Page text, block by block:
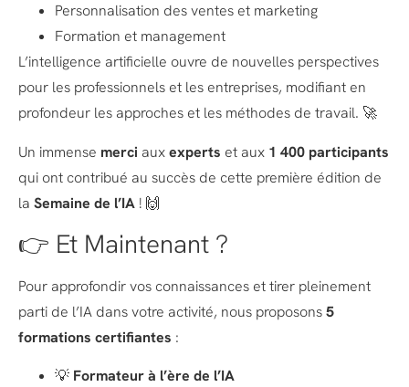
Personnalisation des ventes et marketing
Formation et management
L’intelligence artificielle ouvre de nouvelles perspectives
pour les professionnels et les entreprises, modifiant en
profondeur les approches et les méthodes de travail. 🚀
Un immense merci auxexperts et aux 1 400 participants
qui ont contribué au succès de cette première édition de
la Semaine de l’IA ! 🙌
👉 Et Maintenant ?
Pour approfondir vos connaissances et tirer pleinement
parti de l’IA dans votre activité, nous proposons5
formations certifiantes :
💡 Formateur à l’ère de l’IA